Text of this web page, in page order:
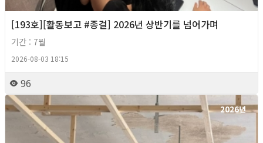
[193호][활동보고 #종걸] 2026년 상반기를 넘어가며
기간 : 7월
2026-08-03 18:15
96
2026년